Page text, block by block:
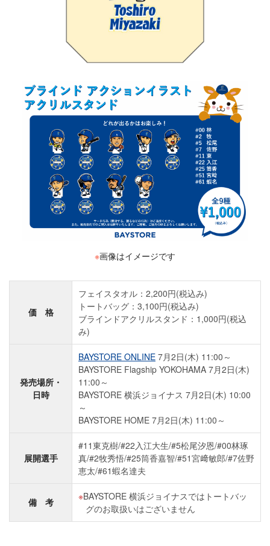
※画像はイメージです
価 格
フェイスタオル：2,200円(税込み)
トートバッグ：3,100円(税込み)
ブラインドアクリルスタンド：1,000円(税込
み)
発売場所・
日時
BAYSTORE ONLINE 7月2日(木) 11:00～
BAYSTORE Flagship YOKOHAMA 7月2日(木)
11:00～
BAYSTORE 横浜ジョイナス 7月2日(木) 10:00
～
BAYSTORE HOME 7月2日(木) 11:00～
展開選手
#11東克樹/#22入江大生/#5松尾汐恩/#00林琢
真/#2牧秀悟/#25筒香嘉智/#51宮﨑敏郎/#7佐野
恵太/#61蝦名達夫
備 考
BAYSTORE 横浜ジョイナスではトートバッ
グのお取扱いはございません